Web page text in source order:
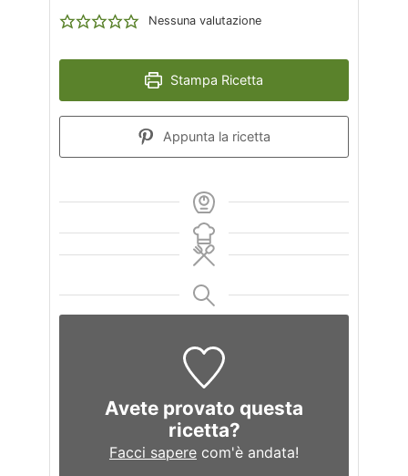
Nessuna valutazione
Stampa Ricetta
Appunta la ricetta
Avete provato questa
ricetta?
Facci sapere com'è andata!